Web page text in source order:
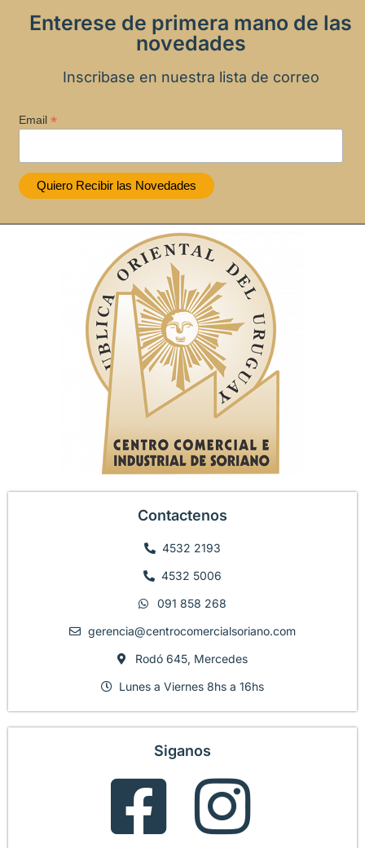
Enterese de primera mano de las
novedades
Inscribase en nuestra lista de correo
Email *
Contactenos
4532 2193
4532 5006
091 858 268
gerencia@centrocomercialsoriano.com
Rodó 645, Mercedes
Lunes a Viernes 8hs a 16hs
Siganos